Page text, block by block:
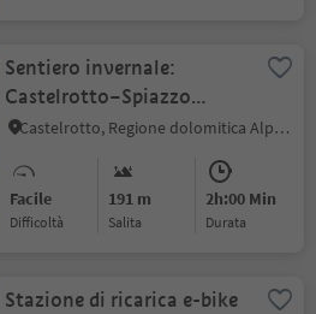
Sentiero invernale:
Castelrotto–Spiazzo
„Bremicher Platzl”-
Castelrotto, Regione dolomitica Alpe di Siusi
Facile
Difficoltà
191 m
Salita
2h:00 Min
durata
Stazione di ricarica e-bike